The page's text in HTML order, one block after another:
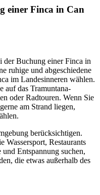
einer Finca in Can
der Buchung einer Finca in
ruhige und abgeschiedene
im Landesinneren wählen.
auf das Tramuntana-
oder Radtouren. Wenn Sie
am Strand liegen,
berücksichtigen.
Restaurants
Entspannung suchen,
die etwas außerhalb des